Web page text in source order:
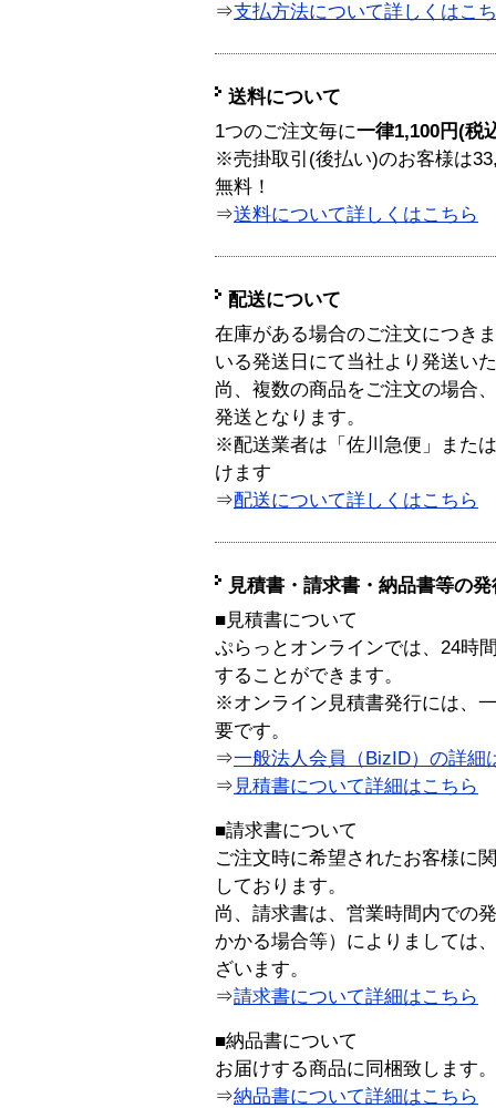
⇒支払方法について詳しくはこ
送料について
1つのご注文毎に一律1,100円(税
※売掛取引(後払い)のお客様は
無料！
⇒送料について詳しくはこちら
配送について
在庫がある場合のご注文につき
いる発送日にて当社より発送い
尚、複数の商品をご注文の場合
発送となります。
※配送業者は「佐川急便」また
けます
⇒配送について詳しくはこちら
見積書・請求書・納品書等の
■見積書について
ぷらっとオンラインでは、24時
することができます。
※オンライン見積書発行には、
要です。
⇒一般法人会員（BizID）の詳細
⇒ 見積書について詳細はこちら
■請求書について
ご注文時に希望されたお客様に
しております。
尚、請求書は、営業時間内での
かかる場合等）によりましては
ざいます。
⇒請求書について詳細はこちら
■納品書について
お届けする商品に同梱致します。
⇒納品書について詳細はこちら